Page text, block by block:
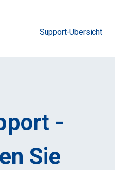
Support-Übersicht
-
Sie